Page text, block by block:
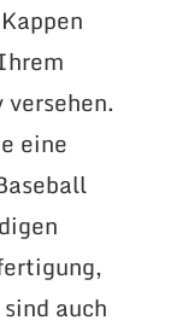
eine
auch